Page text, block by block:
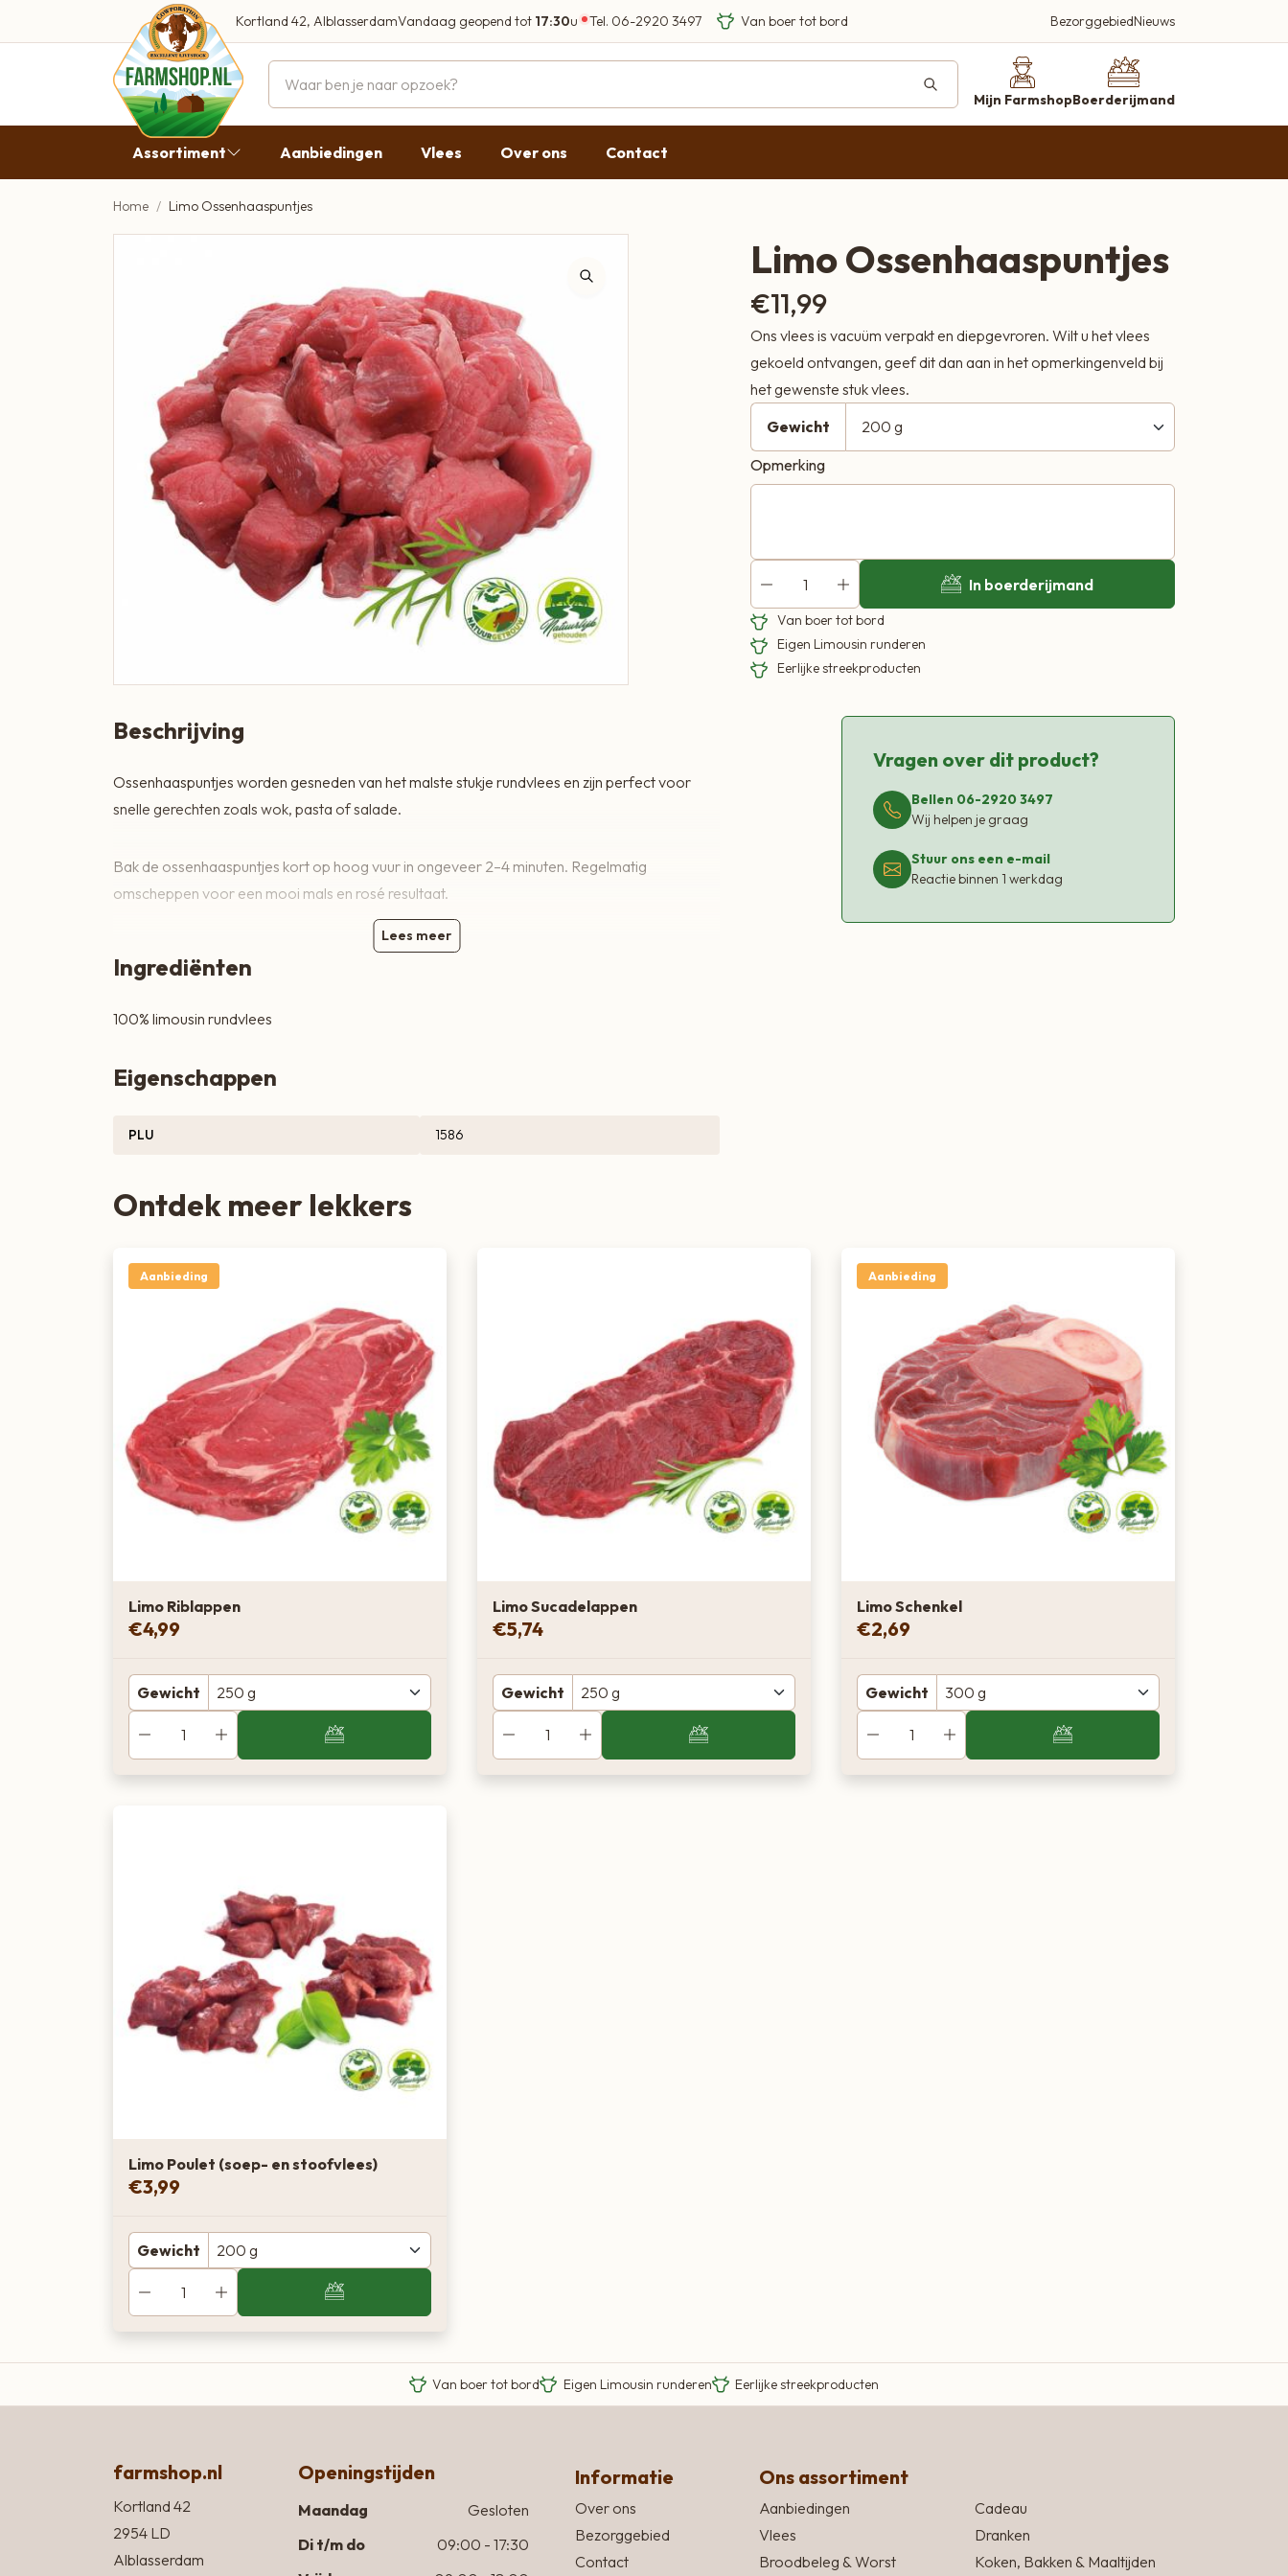
Kortland 42, AlblasserdamVandaag geopend tot 17:30u
Woensdag 09:00 - 17:30
Vrijdag 09:00 - 18:00
09:00 - 17:30
Zondag
Tel. 06-2920 3497
Eigen Limousin runderen
Eerlijke streekproducten
BezorggebiedNieuws
Mijn FarmshopBoerderijmand
Assortiment
Broodbeleg & Worst
Boeren Zuivel
Boeren Roomijs
Desembrood
Boeren Kaas
BBQ
Cadeau
Lifestyle
Snacks & Borrel
Vleespakketten
Zoete lekkernijen
farmshop.nl
Beleef en proef
Bezoek onze farmshop
Bellen 06-2920 3497
Aanbiedingen Vlees Over ons Contact
Home Limo Ossenhaaspuntjes
Limo Ossenhaaspuntjes
€11,99
Ons vlees is vacuüm verpakt en diepgevroren. Wilt u het vlees
gekoeld ontvangen, geef dit dan aan in het opmerkingenveld bij
het gewenste stuk vlees.
Gewicht
Opmerking
In boerderijmand
Van boer tot bord
Eigen Limousin runderen
Eerlijke streekproducten
Beschrijving
Ossenhaaspuntjes worden gesneden van het malste stukje rundvlees en zijn perfect voor
snelle gerechten zoals wok, pasta of salade.
Bak de ossenhaaspuntjes kort op hoog vuur in ongeveer 2–4 minuten. Regelmatig
omscheppen voor een mooi mals en rosé resultaat.
Lees meer
Ingrediënten
100% limousin rundvlees
Eigenschappen
PLU 1586
Vragen over dit product?
Bellen 06-2920 3497
Wij helpen je graag
Stuur ons een e-mail
Reactie binnen 1 werkdag
Ontdek meer lekkers
Aanbieding
Limo Riblappen
€4,99
Gewicht
Limo Sucadelappen
€5,74
Gewicht
Aanbieding
Limo Schenkel
€2,69
Gewicht
Limo Poulet (soep- en stoofvlees)
€3,99
Gewicht
Van boer tot bord Eigen Limousin runderen Eerlijke streekproducten
farmshop.nl
Kortland 42
2954 LD
Alblasserdam
Openingstijden
Maandag
Gesloten
Di t/m do
09:00 - 17:30
Informatie
Over ons
Bezorggebied
Contact
Ons assortiment
Aanbiedingen
Vlees
Broodbeleg & Worst
Cadeau
Dranken
Koken, Bakken & Maaltijden